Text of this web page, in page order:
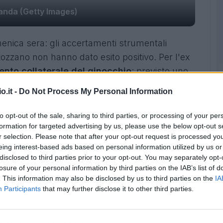
- Do Not Process My Personal Information
opt-out of the sale, sharing to third parties, or processing of your
for targeted advertising by us, please use the below opt-out
selection. Please note that after your opt-out request is processed
interest-based ads based on personal information utilized by us
to third parties prior to your opt-out. You may separately
of your personal information by third parties on the IAB’s list of
This information may also be disclosed by us to third parties on the
Participants that may further disclose it to other third parties.
(Getty Images)
sera: gli accertamenti strumentali
non hanno dato esito positivo. Per l'ex
collaterale del ginocchio: previsto uno
la prossima settimana sono in programma
sulle sue condizioni: "lieve distrazione
destro. Salta il #DerbyMilano, sarà
ravvisato dal giocatore dopo un contrasto
statunitenseAltidore: uno scontro che
lo staff nerazzurro.
Ranocchiaa far coppia al centro della